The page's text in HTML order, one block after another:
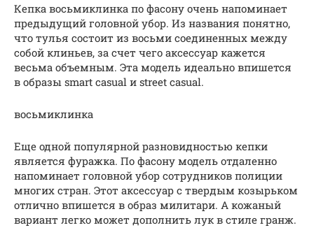
Кепка восьмиклинка по фасону очень напоминает
предыдущий головной убор. Из названия понятно,
что тулья состоит из восьми соединенных между
собой клиньев, за счет чего аксессуар кажется
весьма объемным. Эта модель идеально впишется
в образы smart casual и street casual.
восьмиклинка
Еще одной популярной разновидностью кепки
является фуражка. По фасону модель отдаленно
напоминает головной убор сотрудников полиции
многих стран. Этот аксессуар с твердым козырьком
отлично впишется в образ милитари. А кожаный
вариант легко может дополнить лук в стиле гранж.